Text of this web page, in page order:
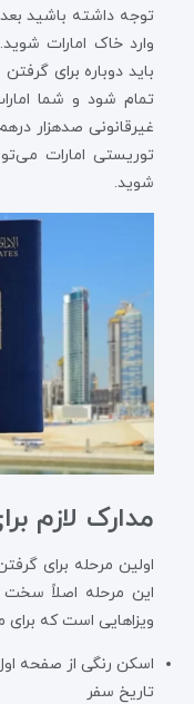
وارد خاک امارات
باید دوباره برای
تمام شود و شما
غیرقانونی صدهزار
توریستی امارات
شوید.
مدارک لازم
اولین مرحله برای
این مرحله اصلاً سخت
ویزاهایی است که
تاریخ سفر